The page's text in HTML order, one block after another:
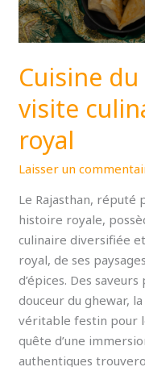
Cuisine
visite
royal
Laisser un
Le Rajasthan, réputé
histoire royale,
culinaire diversifiée
royal, de ses
d’épices. Des
douceur du ghewar,
véritable festin pour
quête d’une
authentiques
l’État
royal